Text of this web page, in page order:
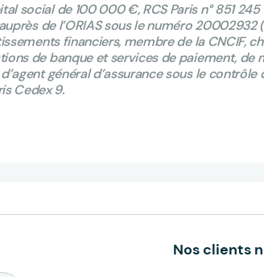
social de 100 000 €, RCS Paris n° 851 245
de l’ORIAS sous le numéro 20002932
financiers, membre de la CNCIF,
de banque et services de paiement, de
général d’assurance sous le contrôle
Cedex 9.
Nos clients